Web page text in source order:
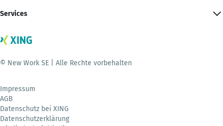
Services
© New Work SE | Alle Rechte vorbehalten
Impressum
AGB
Datenschutz bei XING
Datenschutzerklärung